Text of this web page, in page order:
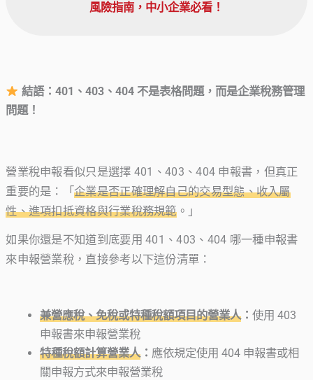
風險指南，中小企業必看！
結語：401、403、404 不是表格問題，而是企業稅務管理
問題！
營業稅申報看似只是選擇 401、403、404 申報書，但真正
重要的是：「企業是否正確理解自己的交易型態、收入屬
性、進項扣抵資格與行業稅務規範。」
如果你還是不知道到底要用 401、403、404 哪一種申報書
來申報營業稅，直接參考以下這份清單：
兼營應稅、免稅或特種稅額項目的營業人：使用 403
申報書來申報營業稅
特種稅額計算營業人： 應依規定使用 404 申報書或相
關申報方式來申報營業稅